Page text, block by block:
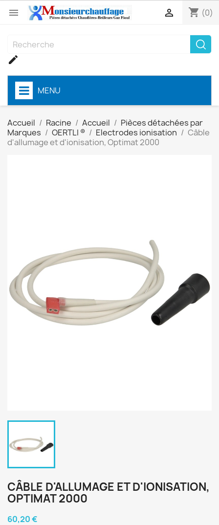
 shopping_cart (0)


MENU
Accueil Racine Accueil
Pièces détachées par
Marques
OERTLI ® Electrodes ionisation
Câble
d'allumage et d'ionisation, Optimat 2000
CÂBLE D'ALLUMAGE ET D'IONISATION,
OPTIMAT 2000
60,20 €